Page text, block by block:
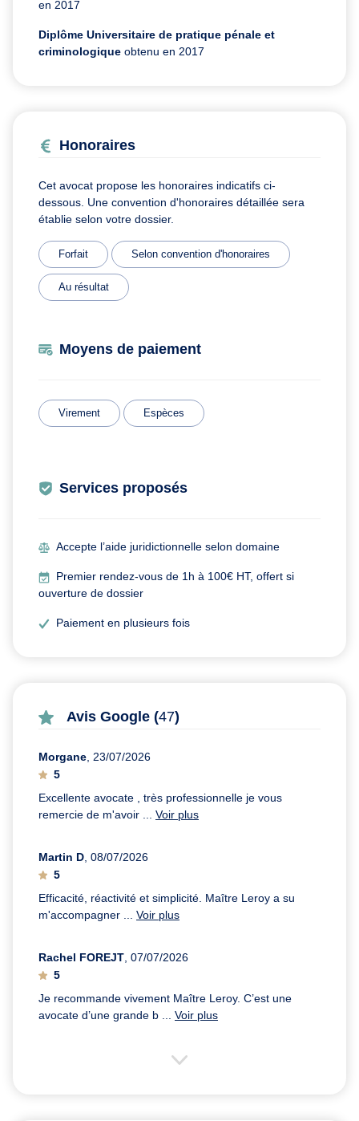
en 2017
Diplôme Universitaire de pratique pénale et
criminologique obtenu en 2017
Honoraires
Cet avocat propose les honoraires indicatifs ci-
dessous. Une convention d'honoraires détaillée sera
établie selon votre dossier.
Forfait Selon convention d'honoraires
Au résultat
Moyens de paiement
Virement Espèces
Services proposés
Accepte l’aide juridictionnelle selon domaine
Premier rendez-vous de 1h à 100€ HT, offert si
ouverture de dossier
Paiement en plusieurs fois
Avis Google (47)
Morgane, 23/07/2026
5
Excellente avocate , très professionnelle je vous
remercie de m'avoir ... Voir plus
Martin D, 08/07/2026
5
Efficacité, réactivité et simplicité. Maître Leroy a su
m'accompagner ... Voir plus
Rachel FOREJT, 07/07/2026
5
Je recommande vivement Maître Leroy. C’est une
avocate d’une grande b ... Voir plus